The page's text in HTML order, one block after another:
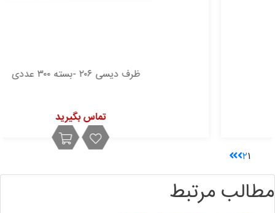
ظرف دیسی ۲۰۶ -بسته ۳۰۰ عددی
تماس بگیرید
۱۲
مطالب مرتبط